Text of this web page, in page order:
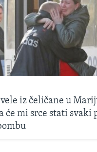
iz čeličane u
će mi srce stati svaki